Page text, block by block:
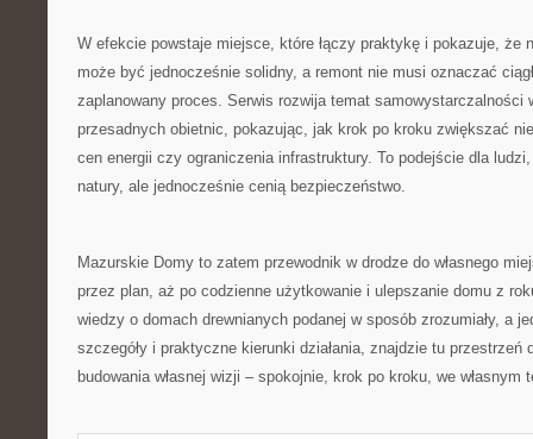
W efekcie powstaje miejsce, które łączy praktykę i pokazuje, że
może być jednocześnie solidny, a remont nie musi oznaczać
zaplanowany proces. Serwis rozwija temat samowystarczalności
przesadnych obietnic, pokazując, jak krok po kroku zwiększać
cen energii czy ograniczenia infrastruktury. To podejście dla
natury, ale jednocześnie cenią bezpieczeństwo.
Mazurskie Domy to zatem przewodnik w drodze do własnego
przez plan, aż po codzienne użytkowanie i ulepszanie domu z
wiedzy o domach drewnianych podanej w sposób zrozumiały, a
szczegóły i praktyczne kierunki działania, znajdzie tu przestrzeń
budowania własnej wizji – spokojnie, krok po kroku, we własnym